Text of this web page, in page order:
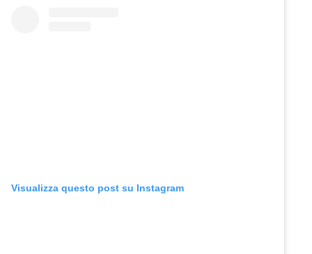
Visualizza questo post su Instagram